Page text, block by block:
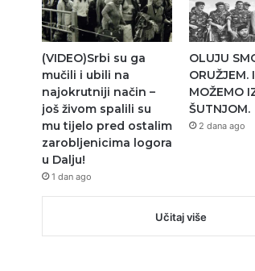
(VIDEO)Srbi su ga
mučili i ubili na
najokrutniji način –
još živom spalili su
mu tijelo pred ostalim
zarobljenicima logora
u Dalju!
1 dan ago
OLUJU
ORUŽJEM.
MOŽEMO
ŠUTNJOM.
2 dana ago
Učitaj više